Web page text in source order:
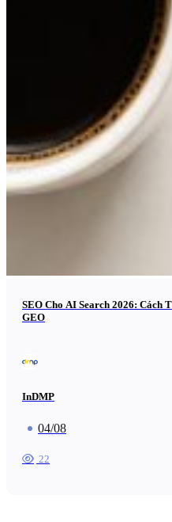
SEO Cho AI Search 2026: Cách
GEO
InDMP
04/08
22